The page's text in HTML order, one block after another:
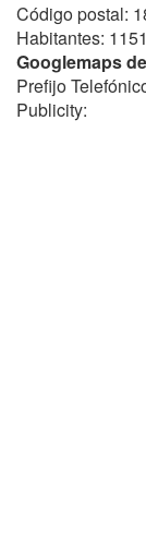
Código postal:
Habitantes: 1151
Googlemaps
Prefijo
Publicity: